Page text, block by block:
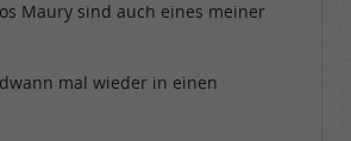
Maury sind auch eines meiner
mal wieder in einen